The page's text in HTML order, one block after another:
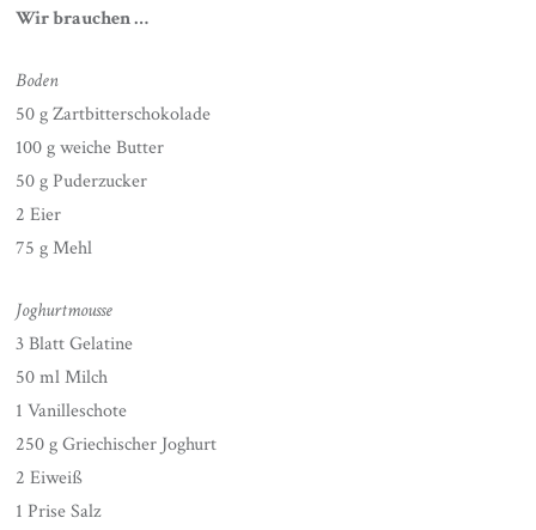
Wir brauchen …
Boden
50 g Zartbitterschokolade
100 g weiche Butter
50 g Puderzucker
2 Eier
75 g Mehl
Joghurtmousse
3 Blatt Gelatine
50 ml Milch
1 Vanilleschote
250 g Griechischer Joghurt
2 Eiweiß
1 Prise Salz